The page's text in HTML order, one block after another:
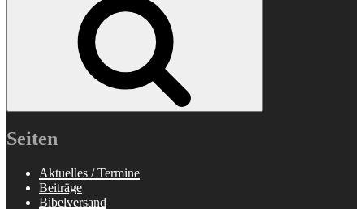
Seiten
Aktuelles / Termine
Beiträge
Bibelversand